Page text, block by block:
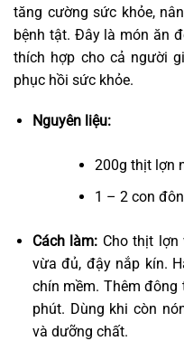
tăng cường sức khỏe,
bệnh tật. Đây là món ăn
thích hợp cho cả người
phục hồi sức khỏe.
Nguyên liệu:
200g thịt lợn
1 – 2 con
Cách làm: Cho thịt
vừa đủ, đậy nắp kín.
chín mềm. Thêm đông
phút. Dùng khi còn
và dưỡng chất.